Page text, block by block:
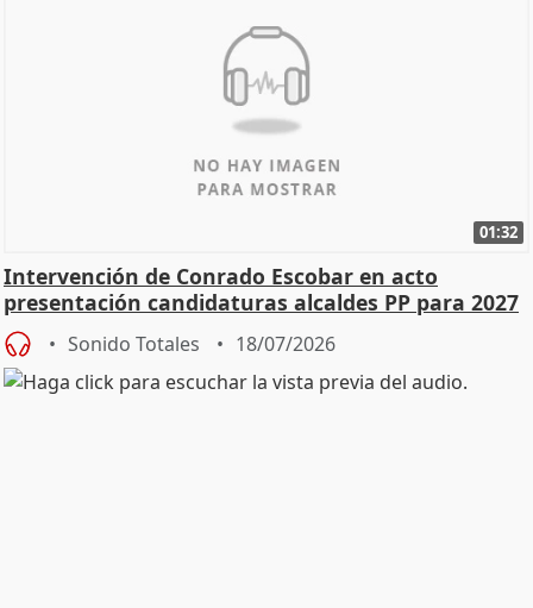
01:32
Intervención de Conrado Escobar en acto
presentación candidaturas alcaldes PP para 2027
Sonido Totales 18/07/2026